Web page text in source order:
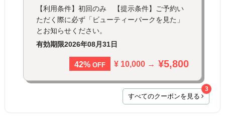
【利用条件】初回のみ 【提示条件】ご予約い
ただく際に必ず「ビューティーパークを見た」
とお知らせください。
有効期限2026年08月31日
42% OFF ¥ 10,000 → ¥5,800
すべてのクーポンを見る
3